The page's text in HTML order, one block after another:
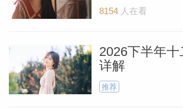
8154人在看
2026下半年
详解
推荐